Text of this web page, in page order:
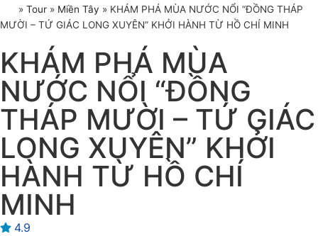
» Tour » Miền Tây » KHÁM PHÁ MÙA NƯỚC NỔI “ĐỒNG THÁP
MƯỜI – TỨ GIÁC LONG XUYÊN” KHỞI HÀNH TỪ HỒ CHÍ MINH
KHÁM PHÁ MÙA
NƯỚC NỔI “ĐỒNG
THÁP MƯỜI – TỨ GIÁC
LONG XUYÊN” KHỞI
HÀNH TỪ HỒ CHÍ
MINH
4.9